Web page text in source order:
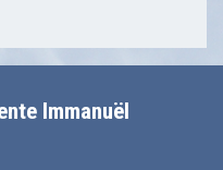
Immanuël